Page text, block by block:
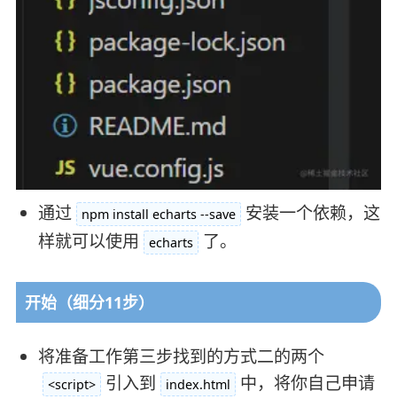
通过 npm install echarts --save
安装一个依赖，这
样就可以使用
echarts 了。
开始（细分11步）
将准备工作第三步找到的方式二的两个
<script> 引入到 index.html
中，将你自己申请